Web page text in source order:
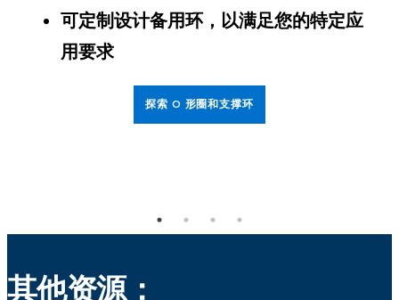
可定制设计备用环，以满足您的特定应
用要求
探索 O 形圈和支撑环
其他资源：